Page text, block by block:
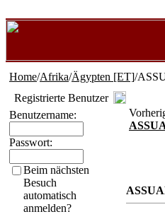
Home/Afrika/Ägypten [ET]/
Registrierte Benutzer
Benutzername:
Passwort:
Beim nächsten
Besuch
automatisch
anmelden?